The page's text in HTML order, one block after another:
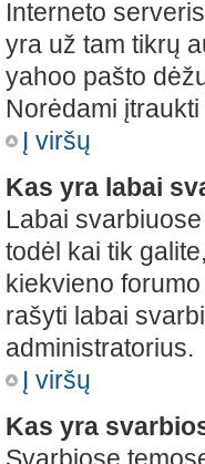
Interneto
yra už tam tikrų
yahoo pašto
Norėdami
Į viršų
Kas yra labai
Labai
todėl kai tik
kiekvieno
rašyti labai
administratorius.
Į viršų
Kas yra